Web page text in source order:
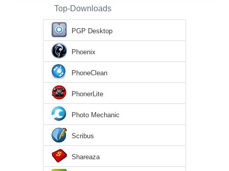
Top-Downloads
PGP Desktop
Phoenix
PhoneClean
PhonerLite
Photo Mechanic
Scribus
Shareaza